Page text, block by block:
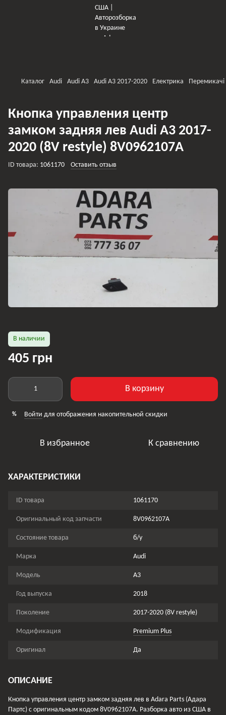
Каталог Audi Audi A3 Audi A3 2017-2020 Електрика Перемикачі
Кнопка управления центр
замком задняя лев Audi A3 2017-
2020 (8V restyle) 8V0962107A
ID товара: 1061170 Оставить отзыв
В наличии
405 грн
В корзину
% Войти для отображения накопительной скидки
В избранное К сравнению
ХАРАКТЕРИСТИКИ
ID товара 1061170
Оригинальный код запчасти 8V0962107A
Состояние товара б/у
Марка Audi
Модель A3
Год выпуска 2018
Поколение 2017-2020 (8V restyle)
Модификация Premium Plus
Оригинал Да
ОПИСАНИЕ
Кнопка управления центр замком задняя лев в Adara Parts (Адара
Партс) с оригинальным кодом 8V0962107A. Разборка авто из США в